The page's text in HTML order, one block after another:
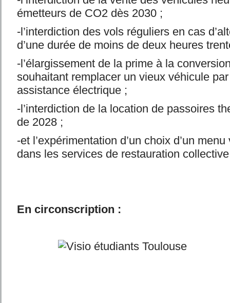
émetteurs de CO2 dès 2030 ;
-l’interdiction des vols réguliers en cas
d’une durée de moins de deux heures
-l’élargissement de la prime à la
souhaitant remplacer un vieux véhicule
assistance électrique ;
-l’interdiction de la location de passoires
de 2028 ;
-et l’expérimentation d’un choix d’un
dans les services de restauration
En circonscription :